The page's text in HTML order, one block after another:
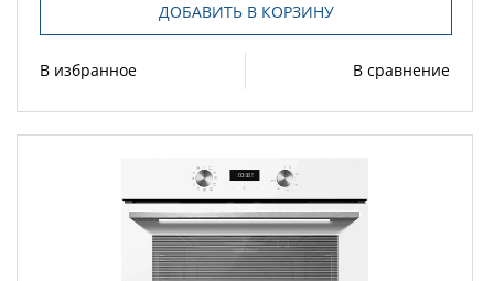
ДОБАВИТЬ В КОРЗИНУ
В избранное В сравнение